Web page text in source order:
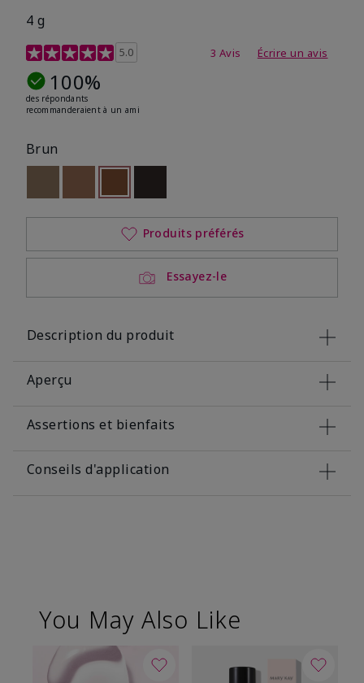
4 g
Évaluation des clientes 3,5 sur 5
5.0 3 Avis Écrire un avis
100%
des répondants
recommanderaient à un ami
Brun
Out of stockOut of stockSélectionné
Out of stock
Essayez-le
Produits préférés
Description du produit
Aperçu
Assertions et bienfaits
Conseils d'application
You May Also Like